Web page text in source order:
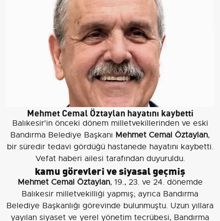
Mehmet Cemal Öztaylan hayatını kaybetti
Balıkesir'in önceki dönem milletvekillerinden ve eski
Bandırma Belediye Başkanı Mehmet Cemal Öztaylan,
bir süredir tedavi gördüğü hastanede hayatını kaybetti.
Vefat haberi ailesi tarafından duyuruldu.
kamu görevleri ve siyasal geçmiş
Mehmet Cemal Öztaylan, 19., 23. ve 24. dönemde
Balıkesir milletvekilliği yapmış; ayrıca Bandırma
Belediye Başkanlığı görevinde bulunmuştu. Uzun yıllara
yayılan siyaset ve yerel yönetim tecrübesi, Bandırma